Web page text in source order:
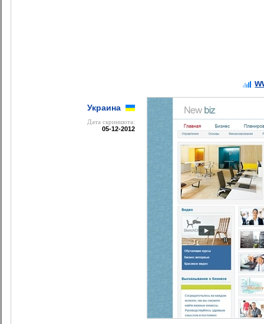
Украина
Дата cкриншота:
05-12-2012